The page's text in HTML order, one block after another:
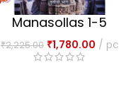
Manasollas 1-5
vols.
₹2,225.00 ₹1,780.00 pc